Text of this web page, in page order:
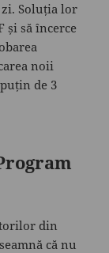
Soluția lor
și să încerce
noii
de 3
din
că nu